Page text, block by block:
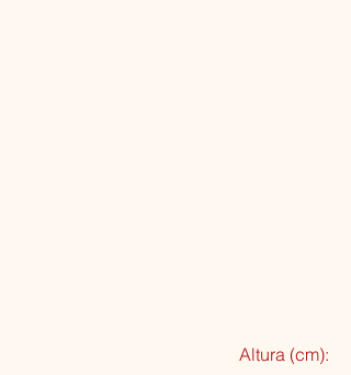
Altura (cm):